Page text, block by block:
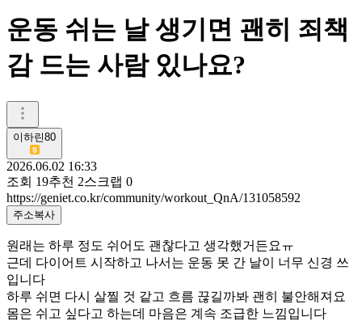
운동 쉬는 날 생기면 괜히 죄책
감 드는 사람 있나요?
이하린80
2026.06.02 16:33
조회 19추천 2스크랩 0
https://geniet.co.kr/community/workout_QnA/131058592
주소복사
원래는 하루 정도 쉬어도 괜찮다고 생각했거든요ㅠ
근데 다이어트 시작하고 나서는 운동 못 간 날이 너무 신경 쓰
입니다
하루 쉬면 다시 살찔 것 같고 흐름 끊길까봐 괜히 불안해져요
몸은 쉬고 싶다고 하는데 마음은 계속 조급한 느낌입니다